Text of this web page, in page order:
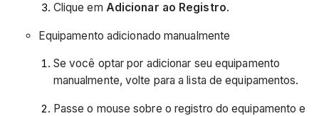
Clique em Adicionar ao Registro.
Equipamento adicionado manualmente
Se você optar por adicionar seu equipamento
manualmente, volte para a lista de equipamentos.
Passe o mouse sobre o registro do equipamento e